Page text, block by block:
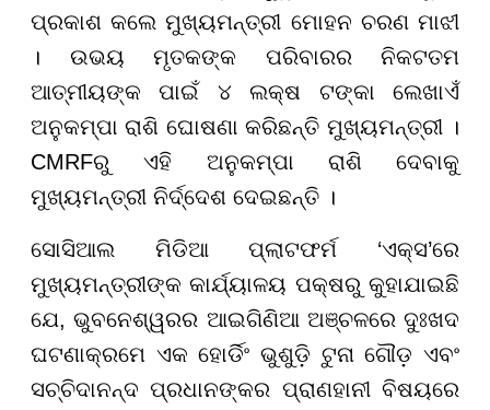
ପ୍ରକାଶ କଲେ ମୁଖ୍ୟମନ୍ତ୍ରୀ ମୋହନ ଚରଣ ମାଝୀ
। ଉଭୟ ମୃତକଙ୍କ ପରିବାରର ନିକଟତମ
ଆତ୍ମୀୟଙ୍କ ପାଇଁ ୪ ଲକ୍ଷ ଟଙ୍କା ଲେଖାଏଁ
ଅନୁକମ୍ପା ରାଶି ଘୋଷଣା କରିଛନ୍ତି ମୁଖ୍ୟମନ୍ତ୍ରୀ ।
CMRFରୁ ଏହି ଅନୁକମ୍ପା ରାଶି ଦେବାକୁ
ମୁଖ୍ୟମନ୍ତ୍ରୀ ନିର୍ଦ୍ଦେଶ ଦେଇଛନ୍ତି ।
ସୋସିଆଲ ମିଡିଆ ପ୍ଲାଟଫର୍ମ ‘ଏକ୍ସ’ରେ
ମୁଖ୍ୟମନ୍ତ୍ରୀଙ୍କ କାର୍ଯ୍ୟାଳୟ ପକ୍ଷରୁ କୁହାଯାଇଛି
ଯେ, ଭୁବନେଶ୍ୱରର ଆଇଗିଣିଆ ଅଞ୍ଚଳରେ ଦୁଃଖଦ
ଘଟଣାକ୍ରମେ ଏକ ହୋର୍ଡିଂ ଭୁଶୁଡ଼ି ଟୁନା ଗୌଡ଼ ଏବଂ
ସଚ୍ଚିଦାନନ୍ଦ ପ୍ରଧାନଙ୍କର ପ୍ରାଣହାନୀ ବିଷୟରେ